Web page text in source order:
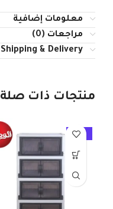
معلومات إضافية
مراجعات (0)
Shipping & Delivery
منتجات ذات صلة
-10%